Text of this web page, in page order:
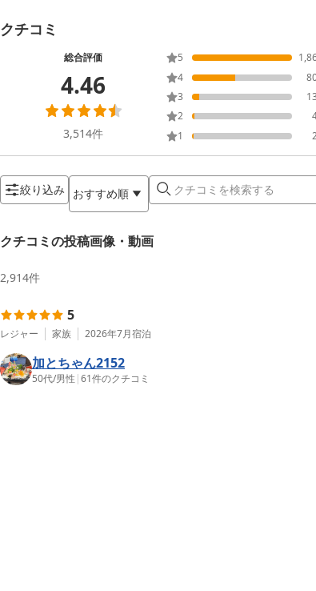
クチコミ
総合評価
4.46
3,514件
5
4
3
2
1
絞り込み おすすめ順
クチコミの投稿画像・動画
2,914件
5
レジャー 家族 2026年7月宿泊
加とちゃん2152
50代/男性 |61件のクチコミ